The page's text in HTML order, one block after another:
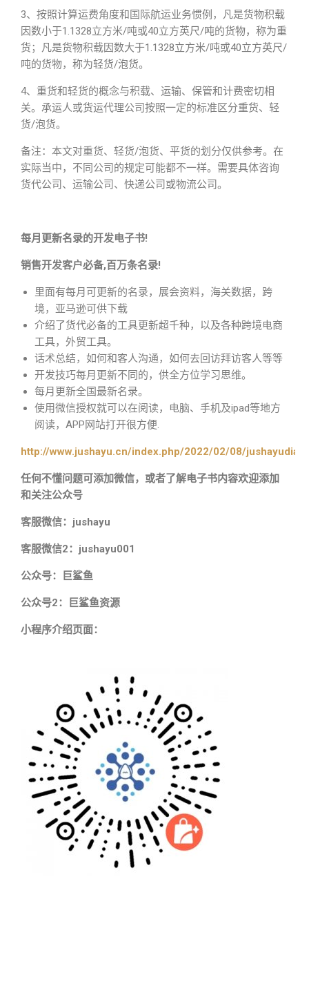
3、按照计算运费角度和国际航运业务惯例，凡是货物积载
因数小于1.1328立方米/吨或40立方英尺/吨的货物，称为重
货；凡是货物积载因数大于1.1328立方米/吨或40立方英尺/
吨的货物，称为轻货/泡货。
4、重货和轻货的概念与积载、运输、保管和计费密切相
关。承运人或货运代理公司按照一定的标准区分重货、轻
货/泡货。
备注：本文对重货、轻货/泡货、平货的划分仅供参考。在
实际当中，不同公司的规定可能都不一样。需要具体咨询
货代公司、运输公司、快递公司或物流公司。
每月更新名录的开发电子书!
销售开发客户必备,百万条名录!
里面有每月可更新的名录，展会资料，海关数据，跨
境，亚马逊可供下载
介绍了货代必备的工具更新超千种，以及各种跨境电商
工具，外贸工具。
话术总结，如何和客人沟通，如何去回访拜访客人等等
开发技巧每月更新不同的，供全方位学习思维。
每月更新全国最新名录。
使用微信授权就可以在阅读，电脑、手机及ipad等地方
阅读，APP网站打开很方便.
http://www.jushayu.cn/index.php/2022/02/08/
任何不懂问题可添加微信，或者了解电子书内容欢迎添加
和关注公众号
客服微信：jushayu
客服微信2：jushayu001
公众号：巨鲨鱼
公众号2：巨鲨鱼资源
小程序介绍页面：